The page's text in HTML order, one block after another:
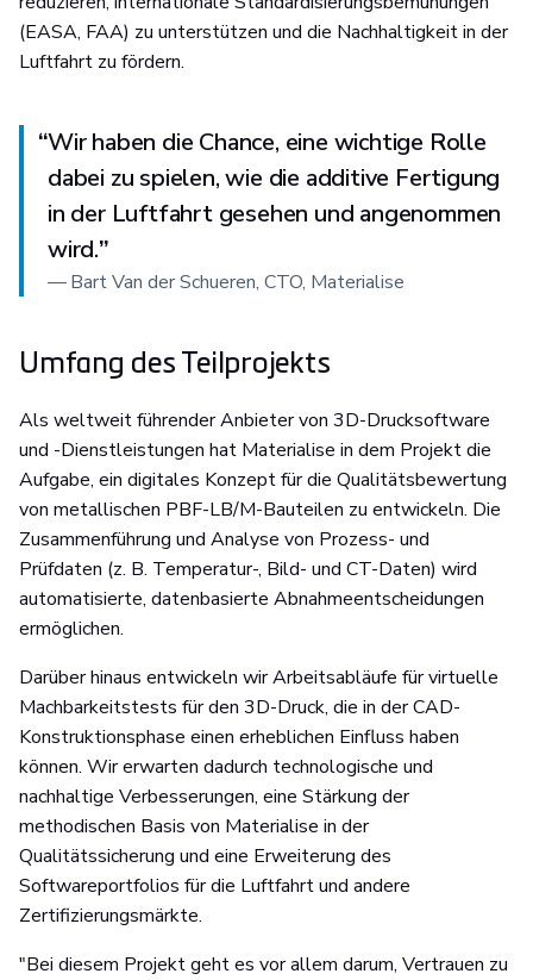
(EASA, FAA) zu unterstützen und die Nachhaltigkeit in der
Luftfahrt zu fördern.
“Wir haben die Chance, eine wichtige Rolle
dabei zu spielen, wie die additive Fertigung
in der Luftfahrt gesehen und angenommen
wird.”
—Bart Van der Schueren, CTO, Materialise
Umfang des Teilprojekts
Als weltweit führender Anbieter von 3D-Drucksoftware
und -Dienstleistungen hat Materialise in dem Projekt die
Aufgabe, ein digitales Konzept für die Qualitätsbewertung
von metallischen PBF-LB/M-Bauteilen zu entwickeln. Die
Zusammenführung und Analyse von Prozess- und
Prüfdaten (z. B. Temperatur-, Bild- und CT-Daten) wird
automatisierte, datenbasierte Abnahmeentscheidungen
ermöglichen.
Darüber hinaus entwickeln wir Arbeitsabläufe für virtuelle
Machbarkeitstests für den 3D-Druck, die in der CAD-
Konstruktionsphase einen erheblichen Einfluss haben
können. Wir erwarten dadurch technologische und
nachhaltige Verbesserungen, eine Stärkung der
methodischen Basis von Materialise in der
Qualitätssicherung und eine Erweiterung des
Softwareportfolios für die Luftfahrt und andere
Zertifizierungsmärkte.
"Bei diesem Projekt geht es vor allem darum, Vertrauen zu